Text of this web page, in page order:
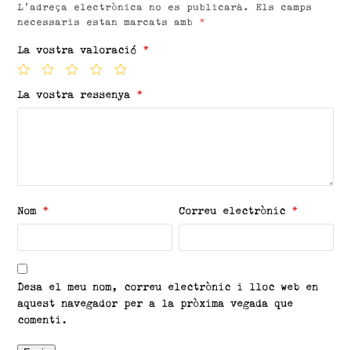
L'adreça electrònica no es publicarà.
Els camps
necessaris estan marcats amb *
La vostra valoració *
La vostra ressenya *
Nom * Correu electrònic *
Desa el meu nom, correu electrònic i lloc web en
aquest navegador per a la pròxima vegada que
comenti.